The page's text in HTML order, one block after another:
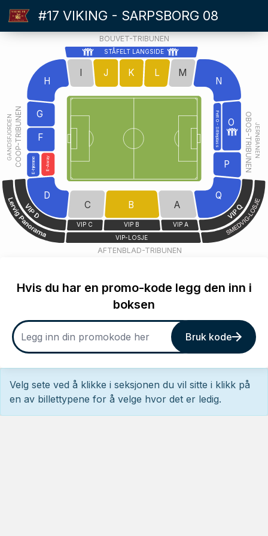
#17 VIKING - SARPSBORG 08
J K L M
N
Felt O - Sitteplass
P
Q
A
B
C
VIP C
VIP B
VIP-LOSJE
VIP A
D
F
G
H
E-Away
E-hjemme
O
STÅFELT LANGSIDE
BOUVET-TRIBUNEN
AFTENBLAD-TRIBUNEN
OBOS-TRIBUNENJERNBANEN
COOP-TRIBUNEN
GANDSFJORDEN
Hvis du har en promo-kode legg den inn i
boksen
Bruk kode
Velg sete ved å klikke i seksjonen du vil sitte i klikk på
en av billettypene for å velge hvor det er ledig.